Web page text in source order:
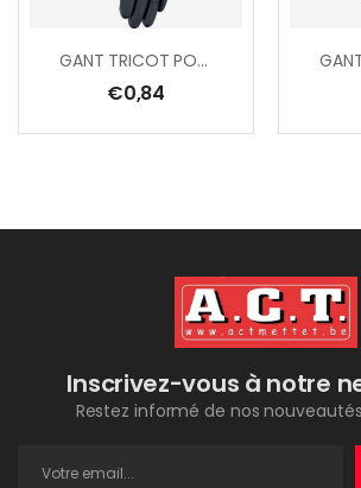
GANT TRICOT POLYESTER/ PAUME PU
€0,84
Inscrivez-vous à notre
Restez informé de nos